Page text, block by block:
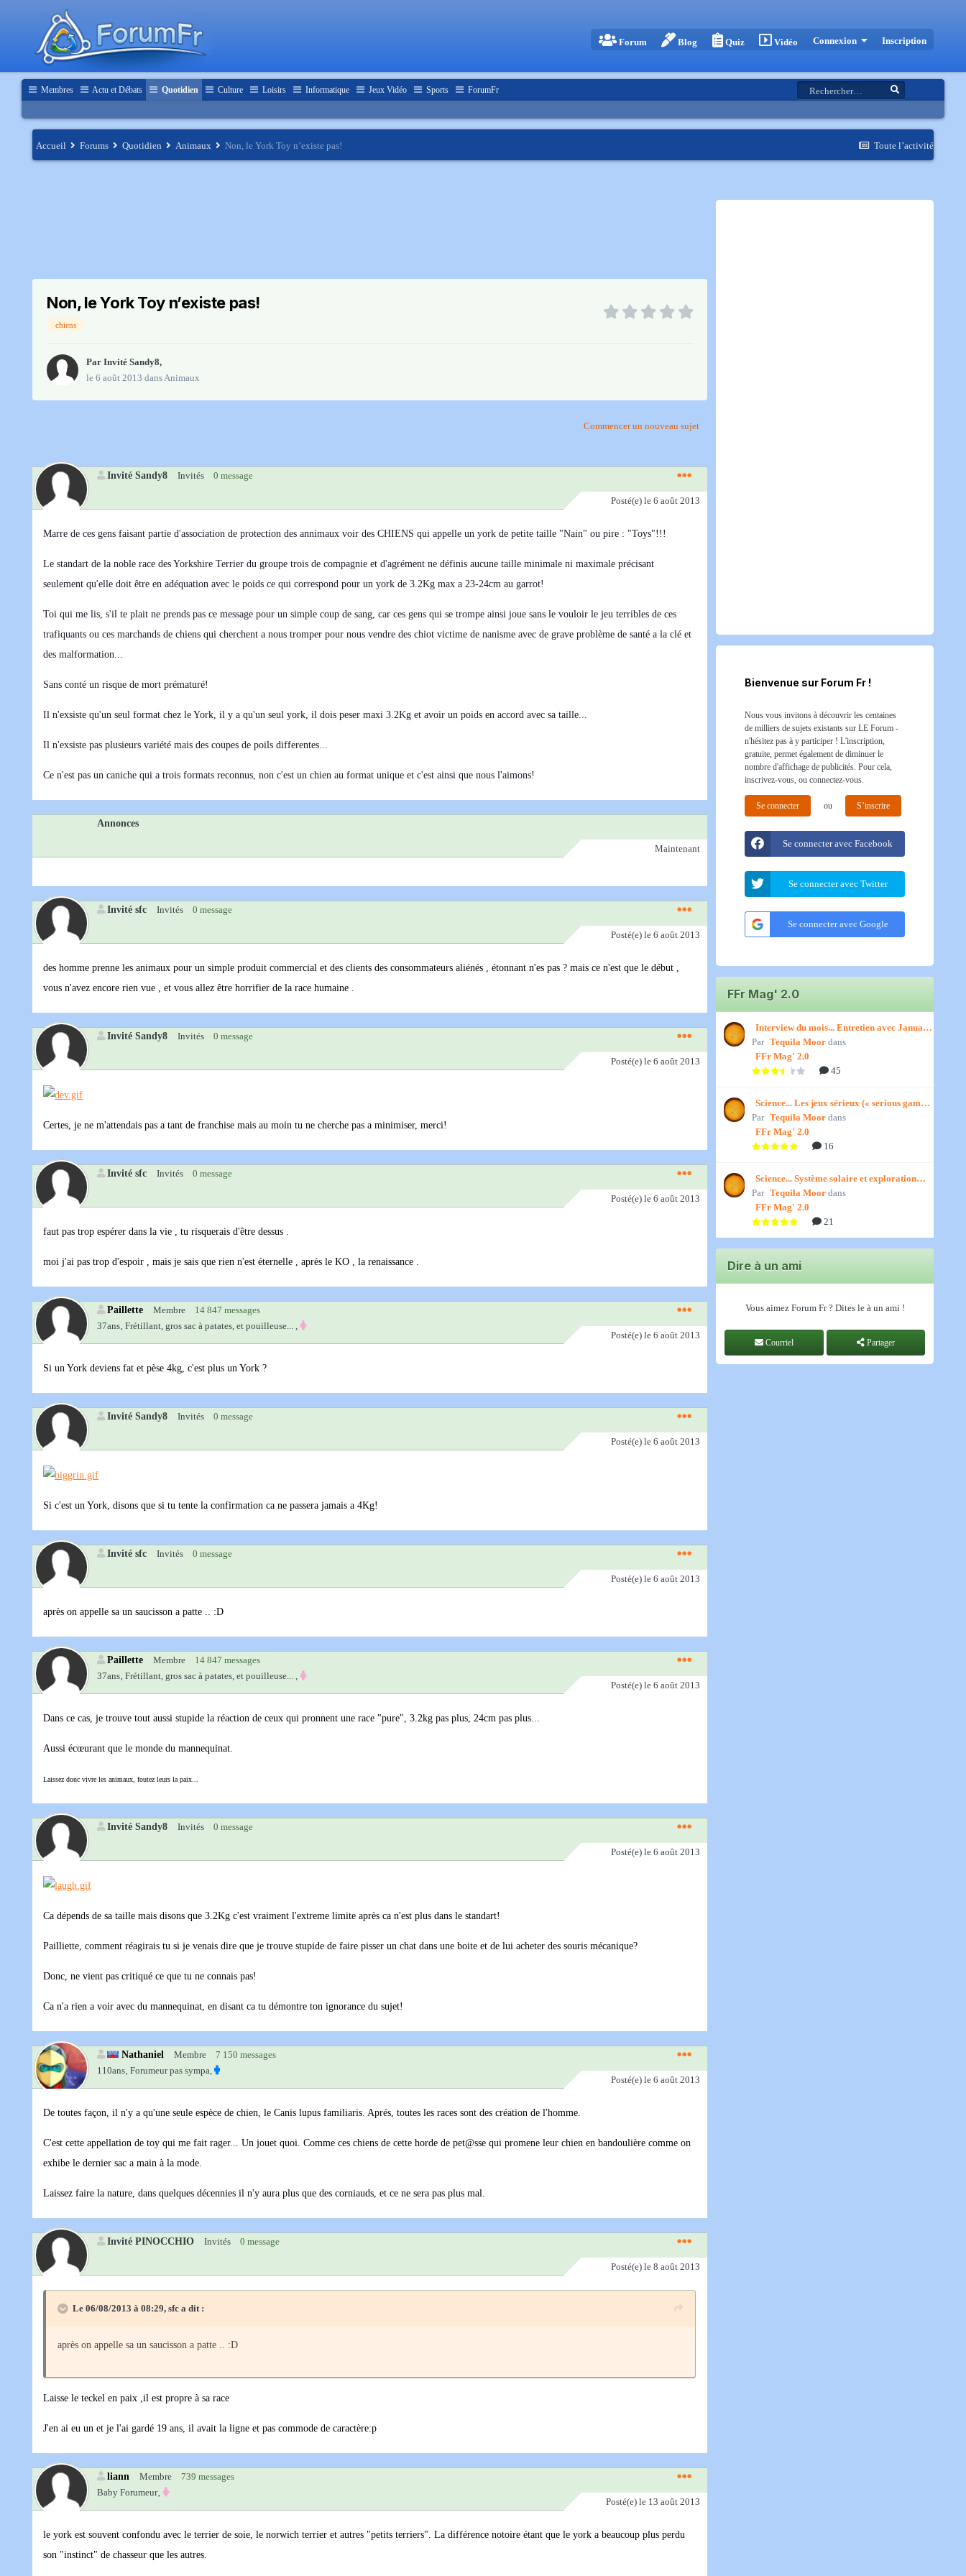
Forum Blog Quiz Vidéo Connexion Inscription
Membres Actu et Débats Quotidien Culture Loisirs Informatique Jeux Vidéo Sports ForumFr
Toute l’activité
Accueil Forums Quotidien Animaux Non, le York Toy n’existe pas!
Non, le York Toy n’existe pas!
chiens
Par Invité Sandy8,
le 6 août 2013 dansAnimaux
Commencer un nouveau sujet
Invité Sandy8 Invités 0 message
Posté(e) le 6 août 2013
Marre de ces gens faisant partie d'association de protection des annimaux voir des CHIENS qui appelle un york de petite taille "Nain" ou pire : "Toys"!!!
Le standart de la noble race des Yorkshire Terrier du groupe trois de compagnie et d'agrément ne définis aucune taille minimale ni maximale précisant
seulement qu'elle doit être en adéquation avec le poids ce qui correspond pour un york de 3.2Kg max a 23-24cm au garrot!
Toi qui me lis, s'il te plait ne prends pas ce message pour un simple coup de sang, car ces gens qui se trompe ainsi joue sans le vouloir le jeu terribles de ces
trafiquants ou ces marchands de chiens qui cherchent a nous tromper pour nous vendre des chiot victime de nanisme avec de grave problème de santé a la clé et
des malformation...
Sans conté un risque de mort prématuré!
Il n'exsiste qu'un seul format chez le York, il y a qu'un seul york, il dois peser maxi 3.2Kg et avoir un poids en accord avec sa taille...
Il n'exsiste pas plusieurs variété mais des coupes de poils differentes...
Ce n'est pas un caniche qui a trois formats reconnus, non c'est un chien au format unique et c'est ainsi que nous l'aimons!
Annonces
Maintenant
Invité sfc Invités 0 message
Posté(e) le 6 août 2013
des homme prenne les animaux pour un simple produit commercial et des clients des consommateurs aliénés , étonnant n'es pas ? mais ce n'est que le début ,
vous n'avez encore rien vue , et vous allez être horrifier de la race humaine .
Invité Sandy8 Invités 0 message
Posté(e) le 6 août 2013
Certes, je ne m'attendais pas a tant de franchise mais au moin tu ne cherche pas a minimiser, merci!
Invité sfc Invités 0 message
Posté(e) le 6 août 2013
faut pas trop espérer dans la vie , tu risquerais d'être dessus .
moi j'ai pas trop d'espoir , mais je sais que rien n'est éternelle , après le KO , la renaissance .
Paillette Membre
14 847 messages
37ans‚ Frétillant, gros sac à patates, et pouilleuse... ,
Posté(e) le 6 août 2013
Si un York deviens fat et pèse 4kg, c'est plus un York ?
Invité Sandy8 Invités 0 message
Posté(e) le 6 août 2013
Si c'est un York, disons que si tu tente la confirmation ca ne passera jamais a 4Kg!
Invité sfc Invités 0 message
Posté(e) le 6 août 2013
après on appelle sa un saucisson a patte .. :D
Paillette Membre
14 847 messages
37ans‚ Frétillant, gros sac à patates, et pouilleuse... ,
Posté(e) le 6 août 2013
Dans ce cas, je trouve tout aussi stupide la réaction de ceux qui pronnent une race "pure", 3.2kg pas plus, 24cm pas plus...
Aussi écœurant que le monde du mannequinat.
Laissez donc vivre les animaux, foutez leurs la paix...
Invité Sandy8 Invités 0 message
Posté(e) le 6 août 2013
Ca dépends de sa taille mais disons que 3.2Kg c'est vraiment l'extreme limite après ca n'est plus dans le standart!
Pailliette, comment réagirais tu si je venais dire que je trouve stupide de faire pisser un chat dans une boite et de lui acheter des souris mécanique?
Donc, ne vient pas critiqué ce que tu ne connais pas!
Ca n'a rien a voir avec du mannequinat, en disant ca tu démontre ton ignorance du sujet!
Nathaniel Membre
7 150 messages
110ans‚ Forumeur pas sympa,
Posté(e) le 6 août 2013
De toutes façon, il n'y a qu'une seule espèce de chien, le Canis lupus familiaris. Aprés, toutes les races sont des création de l'homme.
C'est cette appellation de toy qui me fait rager... Un jouet quoi. Comme ces chiens de cette horde de pet@sse qui promene leur chien en bandoulière comme on
exhibe le dernier sac a main à la mode.
Laissez faire la nature, dans quelques décennies il n'y aura plus que des corniauds, et ce ne sera pas plus mal.
Invité PINOCCHIO Invités 0 message
Posté(e) le 8 août 2013
Le 06/08/2013 à 08:29, sfc a dit :
après on appelle sa un saucisson a patte .. :D
Laisse le teckel en paix ,il est propre à sa race
J'en ai eu un et je l'ai gardé 19 ans, il avait la ligne et pas commode de caractère:p
liann Membre
739 messages
Baby Forumeur‚
Posté(e) le 13 août 2013
le york est souvent confondu avec le terrier de soie, le norwich terrier et autres "petits terriers". La différence notoire étant que le york a beaucoup plus perdu
son "instinct" de chasseur que les autres.
Bienvenue sur Forum Fr !
Nous vous invitons à découvrir les centaines
de milliers de sujets existants sur LE Forum -
n'hésitez pas à y participer ! L'inscription,
gratuite, permet également de diminuer le
nombre d'affichage de publicités. Pour cela,
inscrivez-vous, ou connectez-vous.
Se connecter ou S’inscrire
Se connecter avec Facebook
Se connecter avec Twitter
Se connecter avec Google
FFr Mag' 2.0
Interview du mois... Entretien avec January,
par Titenath
Par Tequila Moor dans
FFr Mag' 2.0
45
Science... Les jeux sérieux (« serious games
») par Jedino
Par Tequila Moor dans
FFr Mag' 2.0
16
Science... Système solaire et exploration
spatiale, par Jedino
Par Tequila Moor dans
FFr Mag' 2.0
21
Dire à un ami
Vous aimez Forum Fr ? Dites le à un ami !
Courriel Partager